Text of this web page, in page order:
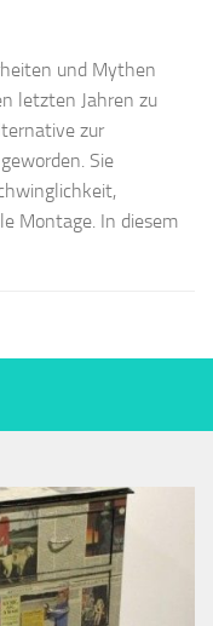
und Mythen
letzten Jahren zu
zur
Sie
Montage. In diesem